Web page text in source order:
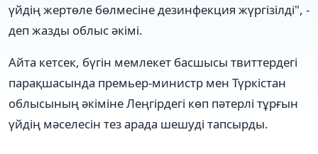
үйдің жертөле бөлмесіне дезинфекция жүргізілді", -
деп жазды облыс әкімі.
Айта кетсек, бүгін мемлекет басшысы твиттердегі
парақшасында премьер-министр мен Түркістан
облысының әкіміне Леңгірдегі көп пәтерлі тұрғын
үйдің мәселесін тез арада шешуді тапсырды.